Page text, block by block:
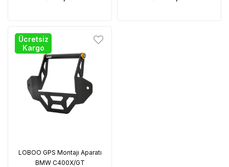
LOBOO GPS Montajı Aparatı
BMW C400X/GT
Ücretsiz
Kargo